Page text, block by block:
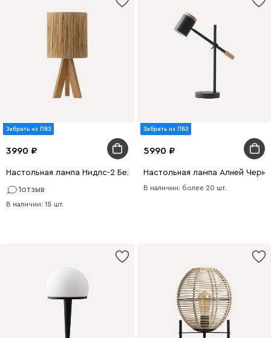
Забрать из ПВЗ
3990
Настольная лампа Нидлс-2 Бежевый
1отзыв
В наличии: 18 шт.
Забрать из ПВЗ
5990
Настольная лампа Алней
В наличии: более 20 шт.